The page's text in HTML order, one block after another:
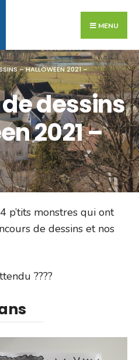
MENU
– HALLOWEEN 2021 –
dessins
2021 –
p’tits monstres qui ont
de dessins et nos
????